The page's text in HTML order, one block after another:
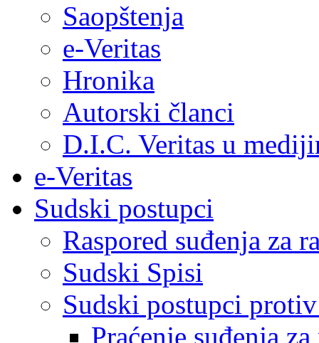
Saopštenja
e-Veritas
Hronika
Autorski članci
D.I.C. Veritas u
e-Veritas
Sudski postupci
Raspored suđenja za
Sudski Spisi
Sudski postupci
Praćenje suđenja